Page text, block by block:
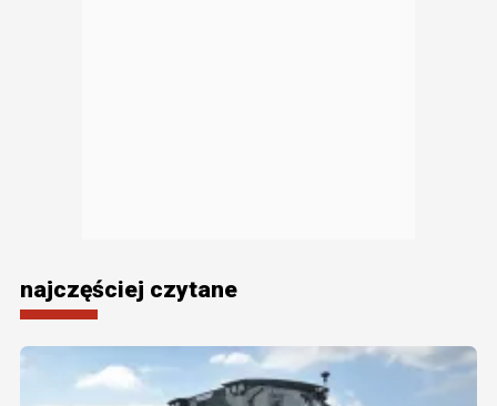
najczęściej czytane